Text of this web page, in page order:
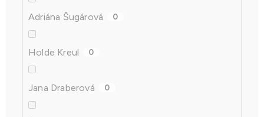
Adriána Šugárová 0
Holde Kreul 0
Jana Draberová 0